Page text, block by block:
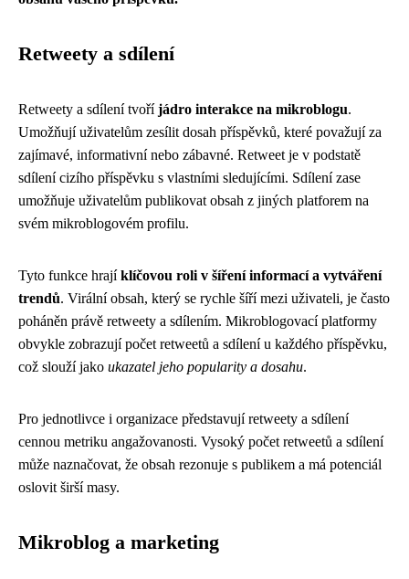
Retweety a sdílení
Retweety a sdílení tvoříjádro interakce na mikroblogu.
Umožňují uživatelům zesílit dosah příspěvků, které považují za
zajímavé, informativní nebo zábavné. Retweet je v podstatě
sdílení cizího příspěvku s vlastními sledujícími. Sdílení zase
umožňuje uživatelům publikovat obsah z jiných platforem na
svém mikroblogovém profilu.
Tyto funkce hrajíklíčovou roli v šíření informací a vytváření
trendů. Virální obsah, který se rychle šíří mezi uživateli, je často
poháněn právě retweety a sdílením. Mikroblogovací platformy
obvykle zobrazují počet retweetů a sdílení u každého příspěvku,
což slouží jako ukazatel jeho popularity a dosahu.
Pro jednotlivce i organizace představují retweety a sdílení
cennou metriku angažovanosti. Vysoký počet retweetů a sdílení
může naznačovat, že obsah rezonuje s publikem a má potenciál
oslovit širší masy.
Mikroblog a marketing